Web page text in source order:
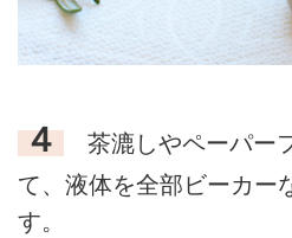
４
茶漉しやペーパー
て、液体を全部ビーカー
す。